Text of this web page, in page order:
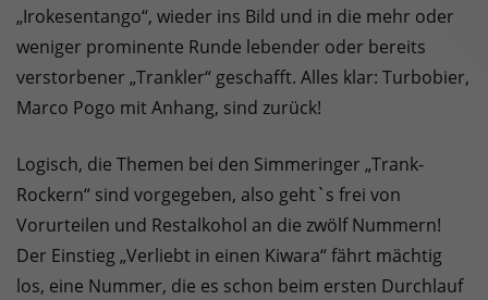
„Irokesentango“, wieder ins Bild und in die mehr oder
weniger prominente Runde lebender oder bereits
verstorbener „Trankler“ geschafft. Alles klar: Turbobier,
Marco Pogo mit Anhang, sind zurück!
Logisch, die Themen bei den Simmeringer „Trank-
Rockern“ sind vorgegeben, also geht`s frei von
Vorurteilen und Restalkohol an die zwölf Nummern!
Der Einstieg „Verliebt in einen Kiwara“ fährt mächtig
los, eine Nummer, die es schon beim ersten Durchlauf